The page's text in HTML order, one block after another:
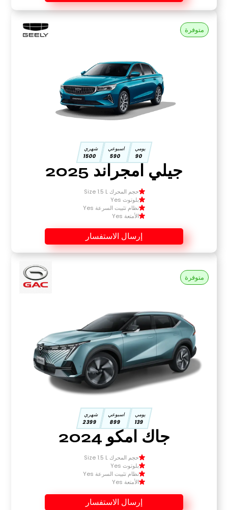
متوفرة
يومي
90
اسبوعي
590
شهري
1500
جيلي امجراند 2025
حجم المحرك Size 1.5 L
بلوتوث Yes
نظام تثبيت السرعة Yes
الأمتعة Yes
إرسال الاستفسار
متوفرة
يومي
139
اسبوعي
899
شهري
2399
جاك امكو 2024
حجم المحرك Size 1.5 L
بلوتوث Yes
نظام تثبيت السرعة Yes
الأمتعة Yes
إرسال الاستفسار